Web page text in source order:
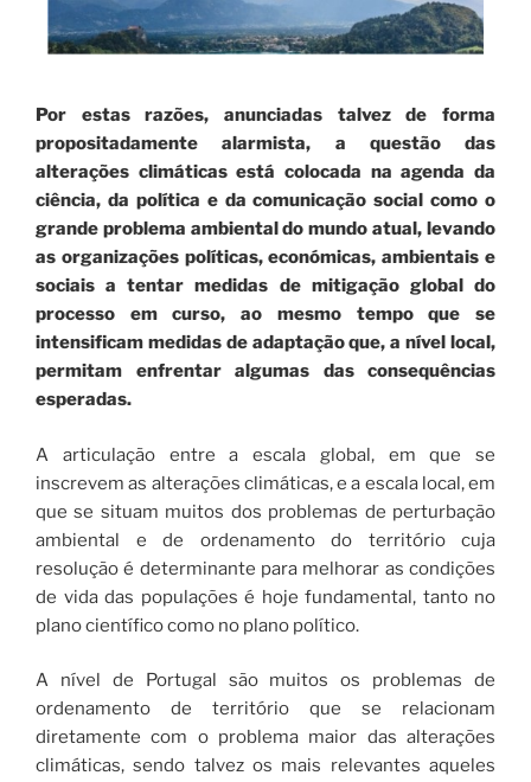
Por estas razões, anunciadas talvez de forma
propositadamente alarmista, a questão das
alterações climáticas está colocada na agenda da
ciência, da política e da comunicação social como o
grande problema ambiental do mundo atual, levando
as organizações políticas, económicas, ambientais e
sociais a tentar medidas de mitigação global do
processo em curso, ao mesmo tempo que se
intensificam medidas de adaptação que, a nível local,
permitam enfrentar algumas das consequências
esperadas.
A articulação entre a escala global, em que se
inscrevem as alterações climáticas, e a escala local, em
que se situam muitos dos problemas de perturbação
ambiental e de ordenamento do território cuja
resolução é determinante para melhorar as condições
de vida das populações é hoje fundamental, tanto no
plano científico como no plano político.
A nível de Portugal são muitos os problemas de
ordenamento de território que se relacionam
diretamente com o problema maior das alterações
climáticas, sendo talvez os mais relevantes aqueles